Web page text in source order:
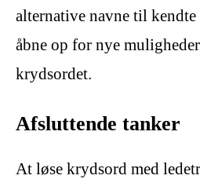
alternative navne til kendte
åbne op for nye
krydsordet.
Afsluttende tanker
At løse krydsord med